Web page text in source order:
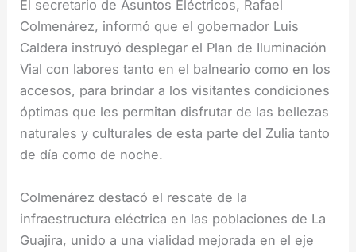
El secretario de Asuntos Eléctricos, Rafael
Colmenárez, informó que el gobernador Luis
Caldera instruyó desplegar el Plan de Iluminación
Vial con labores tanto en el balneario como en los
accesos, para brindar a los visitantes condiciones
óptimas que les permitan disfrutar de las bellezas
naturales y culturales de esta parte del Zulia tanto
de día como de noche.
Colmenárez destacó el rescate de la
infraestructura eléctrica en las poblaciones de La
Guajira, unido a una vialidad mejorada en el eje